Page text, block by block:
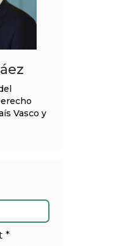
Vasco y
*